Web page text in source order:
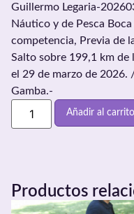
Guillermo Legaria-
Náutico y de Pesca
competencia, Previa de
Salto sobre 199,1 km de
el 29 de marzo de 2026.
Gamba.-
Añadir al carrito
Productos